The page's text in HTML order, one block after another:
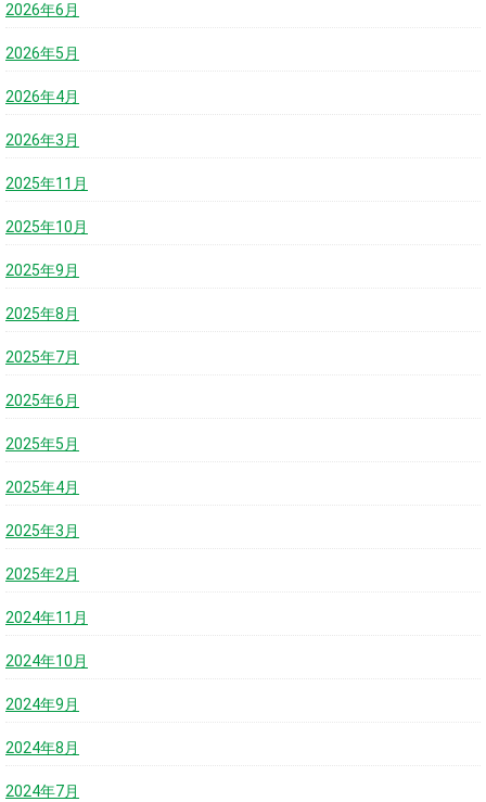
2026年6月
2026年5月
2026年4月
2026年3月
2025年11月
2025年10月
2025年9月
2025年8月
2025年7月
2025年6月
2025年5月
2025年4月
2025年3月
2025年2月
2024年11月
2024年10月
2024年9月
2024年8月
2024年7月